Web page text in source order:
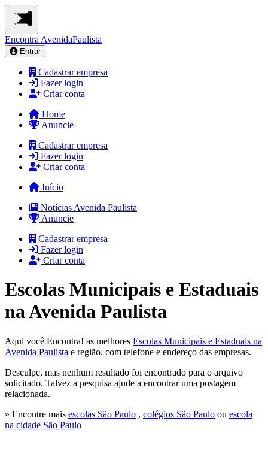
Encontra AvenidaPaulista
Entrar
Cadastrar empresa
Fazer login
Criar conta
Home
Anuncie
Cadastrar empresa
Fazer login
Criar conta
Início
Notícias Avenida Paulista
Anuncie
Cadastrar empresa
Fazer login
Criar conta
Escolas Municipais e Estaduais
na Avenida Paulista
Aqui você Encontra! as melhores Escolas Municipais e Estaduais na
Avenida Paulista e região, com telefone e endereço das empresas.
Desculpe, mas nenhum resultado foi encontrado para o arquivo
solicitado. Talvez a pesquisa ajude a encontrar uma postagem
relacionada.
» Encontre mais escolas São Paulo , colégios São Paulo ou escola
na cidade São Paulo